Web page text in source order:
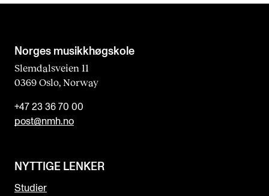
Norges musikk­høgskole
Slemdalsveien 11
0369 Oslo, Norway
+47 23 36 70 00
post@nmh.no
NYTTIGE LENKER
Studier